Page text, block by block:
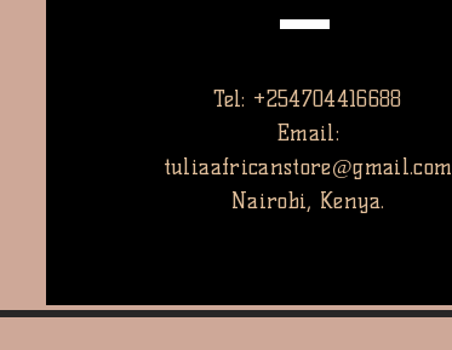
Tel: +254704416688
Email:
tuliaafricanstore@gmail.com
Nairobi, Kenya.